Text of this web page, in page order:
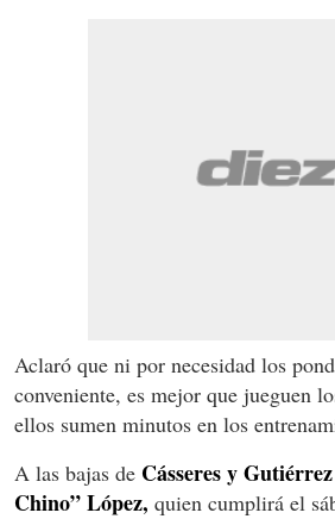
Aclaró que ni por necesidad los
conveniente, es mejor que jueguen
ellos sumen minutos en los
A las bajas de Cásseres y
Chino” López, quien cumplirá el